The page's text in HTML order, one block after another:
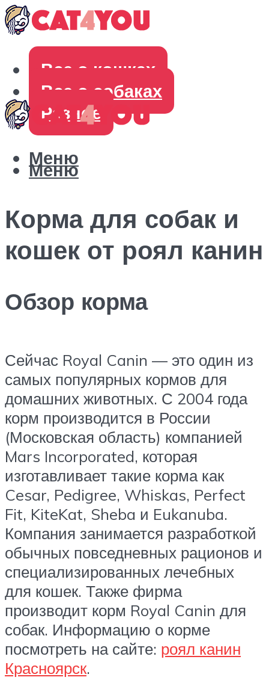
Все о кошках
Все о собаках
Разное
Меню
Меню
Корма для собак и
кошек от роял канин
Обзор корма
Сейчас Royal Canin — это один из
самых популярных кормов для
домашних животных. С 2004 года
корм производится в России
(Московская область) компанией
Mars Incorporated, которая
изготавливает такие корма как
Cesar, Pedigree, Whiskas, Perfect
Fit, KiteKat, Sheba и Eukanuba.
Компания занимается разработкой
обычных повседневных рационов и
специализированных лечебных
для кошек. Также фирма
производит корм Royal Canin для
собак. Информацию о корме
посмотреть на сайте: роял канин
Красноярск.